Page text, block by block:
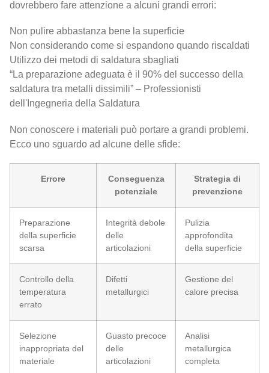
dovrebbero fare attenzione a alcuni grandi errori:
Non pulire abbastanza bene la superficie
Non considerando come si espandono quando riscaldati
Utilizzo dei metodi di saldatura sbagliati
“La preparazione adeguata è il 90% del successo della
saldatura tra metalli dissimili” – Professionisti
dell'Ingegneria della Saldatura
Non conoscere i materiali può portare a grandi problemi.
Ecco uno sguardo ad alcune delle sfide:
Errore
Conseguenza
potenziale
Strategia di
prevenzione
Preparazione
della superficie
scarsa
Integrità debole
delle
articolazioni
Pulizia
approfondita
della superficie
Controllo della
temperatura
errato
Difetti
metallurgici
Gestione del
calore precisa
Selezione
inappropriata del
materiale
Guasto precoce
delle
articolazioni
Analisi
metallurgica
completa